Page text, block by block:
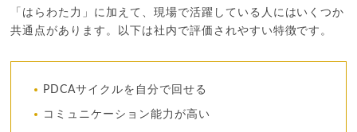
「はらわた力」に加えて、現場で活躍している人にはいくつか
共通点があります。以下は社内で評価されやすい特徴です。
PDCAサイクルを自分で回せる
コミュニケーション能力が高い